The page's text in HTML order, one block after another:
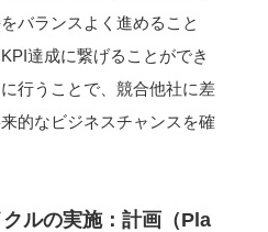
バランスよく進めること
達成に繋げることができ
行うことで、競合他社に差
的なビジネスチャンスを確
ルの実施：計画（Pla